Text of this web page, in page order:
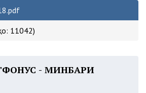
11042)
- МИНБАРИ